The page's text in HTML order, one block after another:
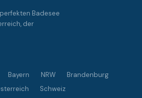
Badesee
der
Bayern NRW
Brandenburg
Schweiz